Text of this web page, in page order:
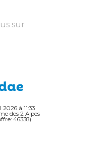
sur
à 11:33
des 2 Alpes
46338)